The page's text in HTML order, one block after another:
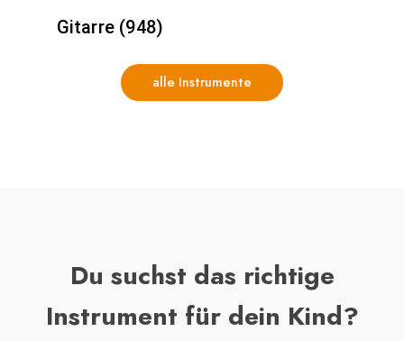
Gitarre (948)
alle Instrumente
Du suchst das richtige
Instrument für dein Kind?